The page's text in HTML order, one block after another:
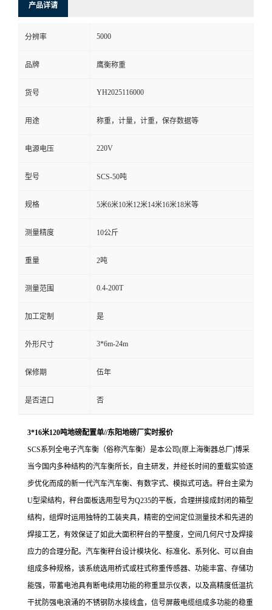
产品详请
分辨率 5000
品牌 鹰衡称重
货号 YH2025116000
用途 称重，计量，计重，保存数据等
电源电压 220V
型号 SCS-50吨
规格 5米6米10米12米14米16米18米等
测量精度 10公斤
重量 2吨
测量范围 0.4-200T
加工定制 是
外形尺寸 3*6m-24m
保修期 伍年
是否进口 否
3*16米120吨地磅配置单//东阳地磅厂实时报价
SCS系列全电子汽车衡（俗称汽车衡） 是本公司(原上海衡器总厂)博采
当今国内多种结构的汽车衡所长，自主研发，并经长时间的重载实验逐
步优化而成的新一代汽车汽车衡、有数字式、模拟式可选。秤台主梁为
U型梁结构，秤台面板选用型号为Q235的平板，合理拼接成封闭的箱型
结构，组焊时运用独特的工装夹具，精密的空间定位测量技术和先进的
焊接工艺，有效保证了如此大面积秤台的平整度，空间几何尺寸及焊接
应力的合理分配。汽车衡秤台设计模块化、标准化、系列化、可以自由
组成多种规格，该系统选用桥式或柱式称重传感器、功能丰富、存储功
能强，带蓄电池具有断电续用功能的称重显示仪表，以及高精度低温抗
干扰防强电浪涌的不锈钢防水接线盒，信号屏蔽电缆组成多功能的稳重